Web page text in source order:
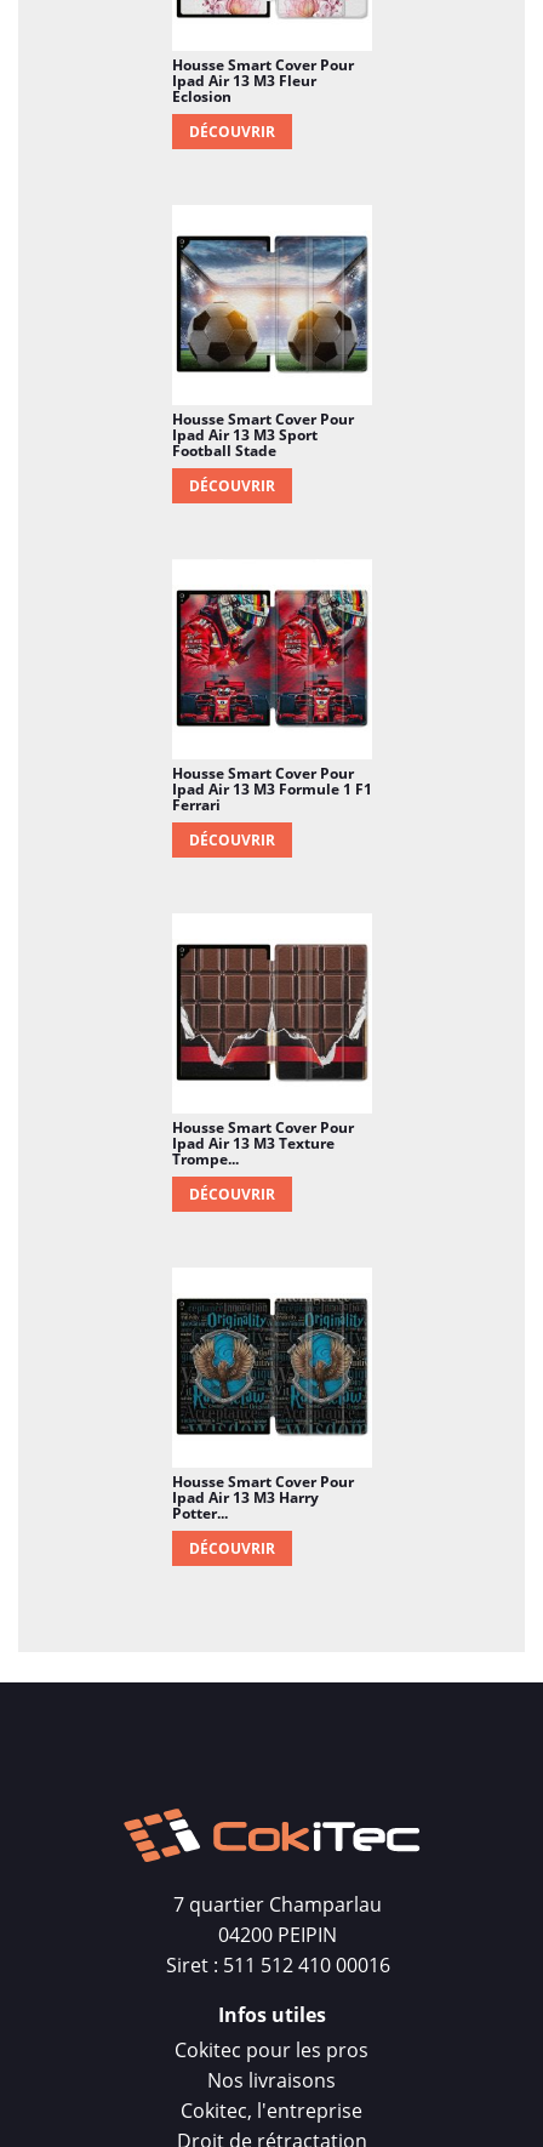
Housse Smart Cover Pour
Ipad Air 13 M3 Fleur
Eclosion
DÉCOUVRIR
Housse Smart Cover Pour
Ipad Air 13 M3 Sport
Football Stade
DÉCOUVRIR
Housse Smart Cover Pour
Ipad Air 13 M3 Formule 1 F1
Ferrari
DÉCOUVRIR
Housse Smart Cover Pour
Ipad Air 13 M3 Texture
Trompe...
DÉCOUVRIR
Housse Smart Cover Pour
Ipad Air 13 M3 Harry
Potter...
DÉCOUVRIR
7 quartier Champarlau
04200 PEIPIN
Siret : 511 512 410 00016
Infos utiles
Cokitec pour les pros
Nos livraisons
Cokitec, l'entreprise
Droit de rétractation